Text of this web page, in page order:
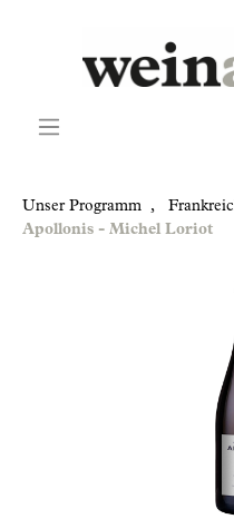
Unser Programm ,
Apollonis - Michel Loriot